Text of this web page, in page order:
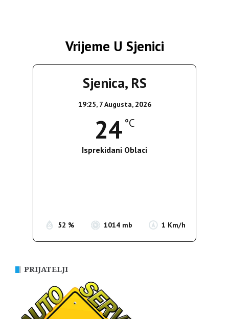
Vrijeme U Sjenici
Sjenica, RS
19:25, 7 Augusta, 2026
24 °C
Isprekidani Oblaci
52 % 1014 mb 1 Km/h
PRIJATELJI